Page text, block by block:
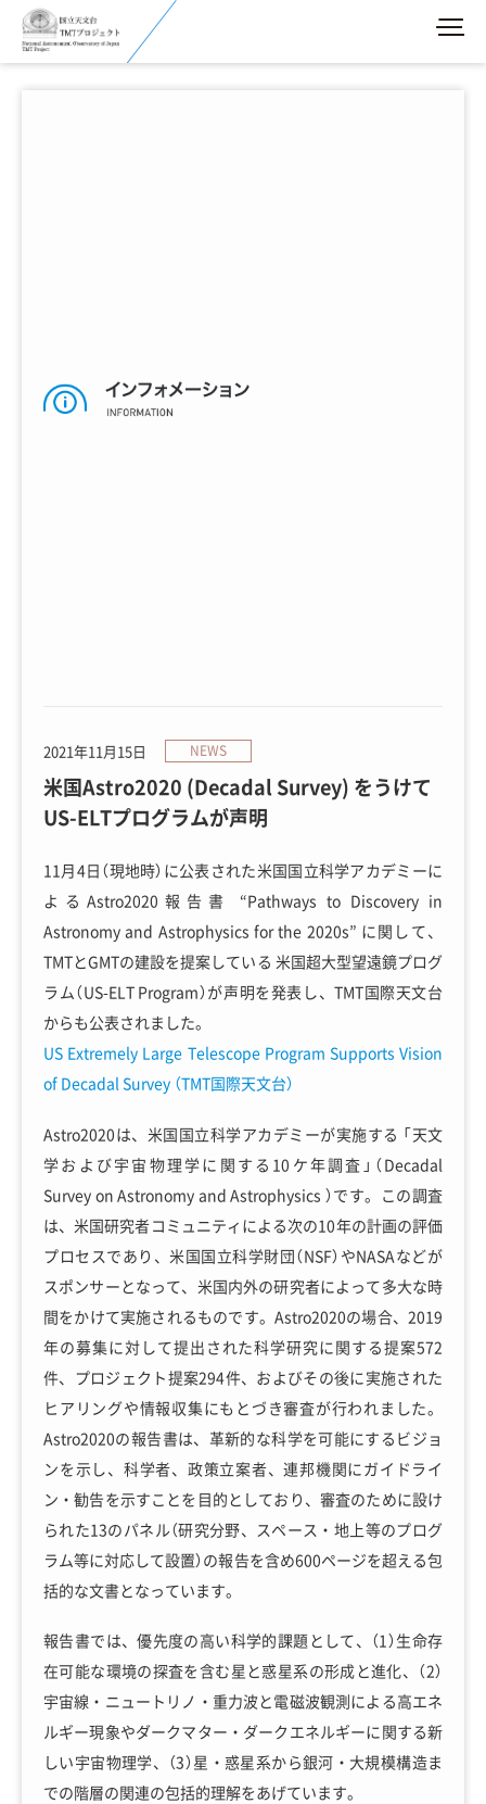
米国Astro2020 (Decadal Survey) をうけて
US-ELTプログラムが声明
2021年11月15日 NEWS
11月4日（現地時）に公表された米国国立科学アカデミーに
よるAstro2020報告書 “Pathways to Discovery in
Astronomy and Astrophysics for the 2020s” に関して、
TMTとGMTの建設を提案している 米国超大型望遠鏡プログ
ラム（US-ELT Program）が声明を発表し、TMT国際天文台
からも公表されました。
US Extremely Large Telescope Program Supports Vision
of Decadal Survey （TMT国際天文台）
Astro2020は、米国国立科学アカデミーが実施する 「天文
学および宇宙物理学に関する10ケ年調査」（Decadal
Survey on Astronomy and Astrophysics ）です。この調査
は、米国研究者コミュニティによる次の10年の計画の評価
プロセスであり、米国国立科学財団（NSF）やNASAなどが
スポンサーとなって、米国内外の研究者によって多大な時
間をかけて実施されるものです。Astro2020の場合、2019
年の募集に対して提出された科学研究に関する提案572
件、プロジェクト提案294件、およびその後に実施された
ヒアリングや情報収集にもとづき審査が行われました。
Astro2020の報告書は、革新的な科学を可能にするビジョ
ンを示し、科学者、政策立案者、連邦機関にガイドライ
ン・勧告を示すことを目的としており、審査のために設け
られた13のパネル（研究分野、スペース・地上等のプログ
ラム等に対応して設置）の報告を含め600ページを超える包
括的な文書となっています。
報告書では、優先度の高い科学的課題として、（1）生命存
在可能な環境の探査を含む星と惑星系の形成と進化、（2）
宇宙線・ニュートリノ・重力波と電磁波観測による高エネ
ルギー現象やダークマター・ダークエネルギーに関する新
しい宇宙物理学、（3）星・惑星系から銀河・大規模構造ま
での階層の関連の包括的理解をあげています。